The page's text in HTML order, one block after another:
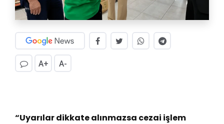
A+ A-
“Uyarılar dikkate alınmazsa cezai işlem